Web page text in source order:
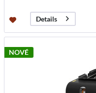
Details
NOVÉ